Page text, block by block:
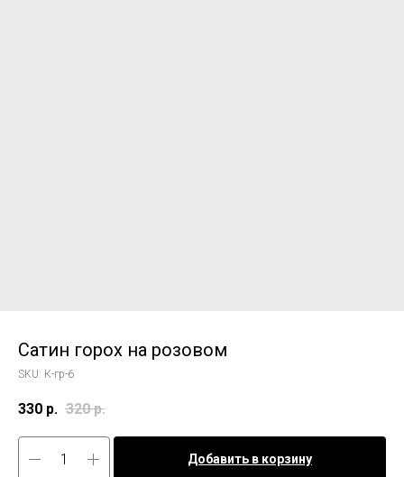
Сатин горох на розовом
SKU: К-гр-6
330 р. 320 р.
Добавить в корзину